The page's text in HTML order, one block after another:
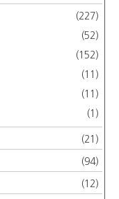
(227)
(52)
(152)
(11)
(11)
(1)
(21)
(94)
(12)